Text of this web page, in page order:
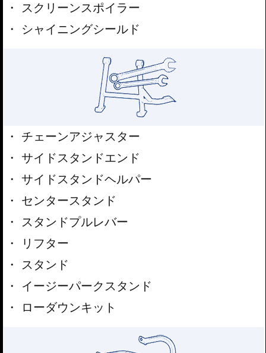
スクリーンスポイラー
シャイニングシールド
チェーンアジャスター
サイドスタンドエンド
サイドスタンドヘルパー
センタースタンド
スタンドプルレバー
リフター
スタンド
イージーパークスタンド
ローダウンキット